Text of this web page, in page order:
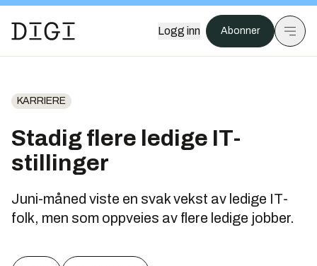
Logg inn Abonner
KARRIERE
Stadig flere ledige IT-
stillinger
Juni-måned viste en svak vekst av ledige IT-
folk, men som oppveies av flere ledige jobber.